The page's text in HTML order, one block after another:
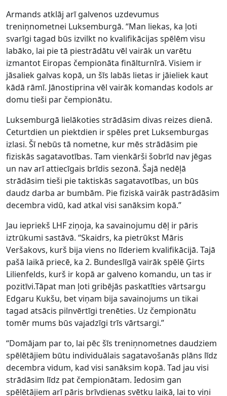
Armands atklāj arī galvenos uzdevumus
treniņnometnei Luksemburgā. “Man liekas, ka ļoti
svarīgi tagad būs izvilkt no kvalifikācijas spēlēm visu
labāko, lai pie tā piestrādātu vēl vairāk un varētu
izmantot Eiropas čempionāta finālturnīrā. Visiem ir
jāsaliek galvas kopā, un šīs labās lietas ir jāieliek kaut
kādā rāmī. Jānostiprina vēl vairāk komandas kodols ar
domu tieši par čempionātu.
Luksemburgā lielākoties strādāsim divas reizes dienā.
Ceturtdien un piektdien ir spēles pret Luksemburgas
izlasi. Šī nebūs tā nometne, kur mēs strādāsim pie
fiziskās sagatavotības. Tam vienkārši šobrīd nav jēgas
un nav arī attiecīgais brīdis sezonā. Šajā nedēļā
strādāsim tieši pie taktiskās sagatavotības, un būs
daudz darba ar bumbām. Pie fiziskā vairāk pastrādāsim
decembra vidū, kad atkal visi sanāksim kopā.”
Jau iepriekš LHF ziņoja, ka savainojumu dēļ ir pāris
iztrūkumi sastāvā. “Skaidrs, ka pietrūkst Māris
Veršakovs, kurš bija viens no līderiem kvalifikācijā. Tajā
pašā laikā priecē, ka 2. Bundeslīgā vairāk spēlē Ģirts
Lilienfelds, kurš ir kopā ar galveno komandu, un tas ir
pozitīvi.Tāpat man ļoti gribējās paskatīties vārtsargu
Edgaru Kukšu, bet viņam bija savainojums un tikai
tagad atsācis pilnvērtīgi trenēties. Uz čempionātu
tomēr mums būs vajadzīgi trīs vārtsargi.”
“Domājam par to, lai pēc šīs treniņnometnes daudziem
spēlētājiem būtu individuālais sagatavošanās plāns līdz
decembra vidum, kad visi sanāksim kopā. Tad jau visi
strādāsim līdz pat čempionātam. Iedosim gan
spēlētājiem arī pāris brīvdienas svētku laikā, lai to viņi